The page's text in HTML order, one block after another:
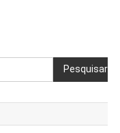
Pesquisar